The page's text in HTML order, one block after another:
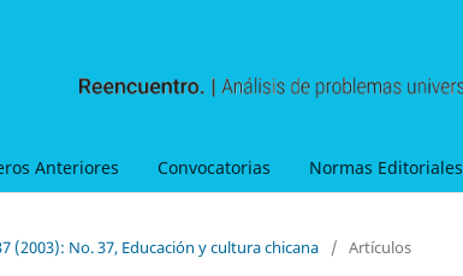
Anteriores Convocatorias Normas Editoriales
(2003): No. 37, Educación y cultura chicana / Artículos